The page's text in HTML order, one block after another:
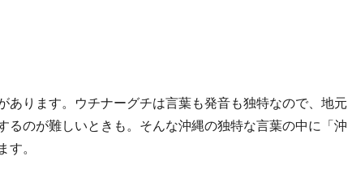
あります。ウチナーグチは言葉も発音も独特なので、地元
るのが難しいときも。そんな沖縄の独特な言葉の中に「沖
す。